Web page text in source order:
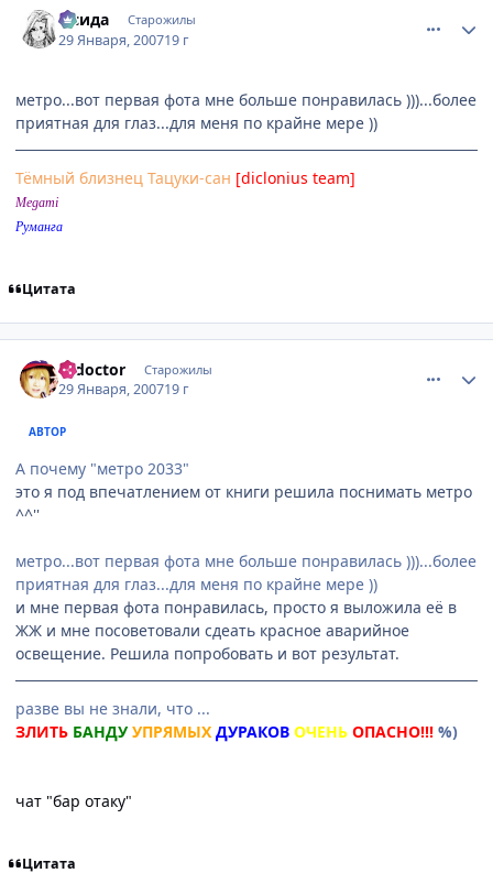
Исида Старожилы
29 Января, 200719 г
метро...вот первая фота мне больше понравилась )))...более
приятная для глаз...для меня по крайне мере ))
Тёмный близнец Тацуки-сан [diclonius team]
Megami
Руманга
Цитата
k_doctor Старожилы
29 Января, 200719 г
АВТОР
А почему "метро 2033"
это я под впечатлением от книги решила поснимать метро
^^''
метро...вот первая фота мне больше понравилась )))...более
приятная для глаз...для меня по крайне мере ))
и мне первая фота понравилась, просто я выложила её в
ЖЖ и мне посоветовали сдеать красное аварийное
освещение. Решила попробовать и вот результат.
разве вы не знали, что ...
ЗЛИТЬ БАНДУ УПРЯМЫХ ДУРАКОВ ОЧЕНЬ ОПАСНО!!! %)
чат "бар отаку"
Цитата